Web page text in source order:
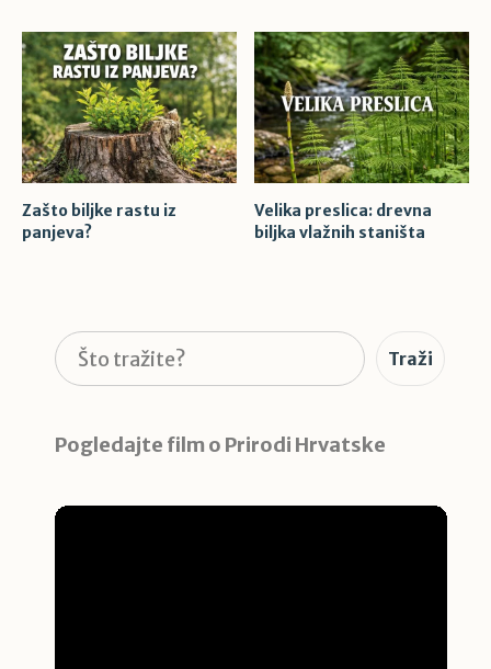
Zašto biljke rastu iz
panjeva?
Velika preslica: drevna
biljka vlažnih staništa
Pretraga Traži
Pogledajte film o Prirodi Hrvatske